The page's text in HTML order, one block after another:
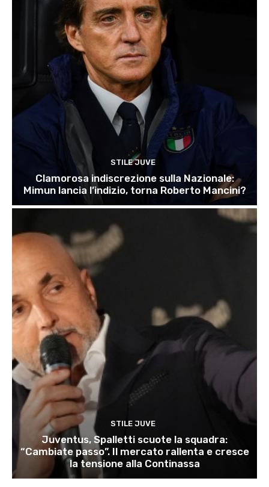
STILE JUVE
Clamorosa indiscrezione sulla Nazionale:
Mimun lancia l’indizio, torna Roberto Mancini?
STILE JUVE
Juventus, Spalletti scuote la squadra:
“Cambiate passo”. Il mercato rallenta e cresce
la tensione alla Continassa